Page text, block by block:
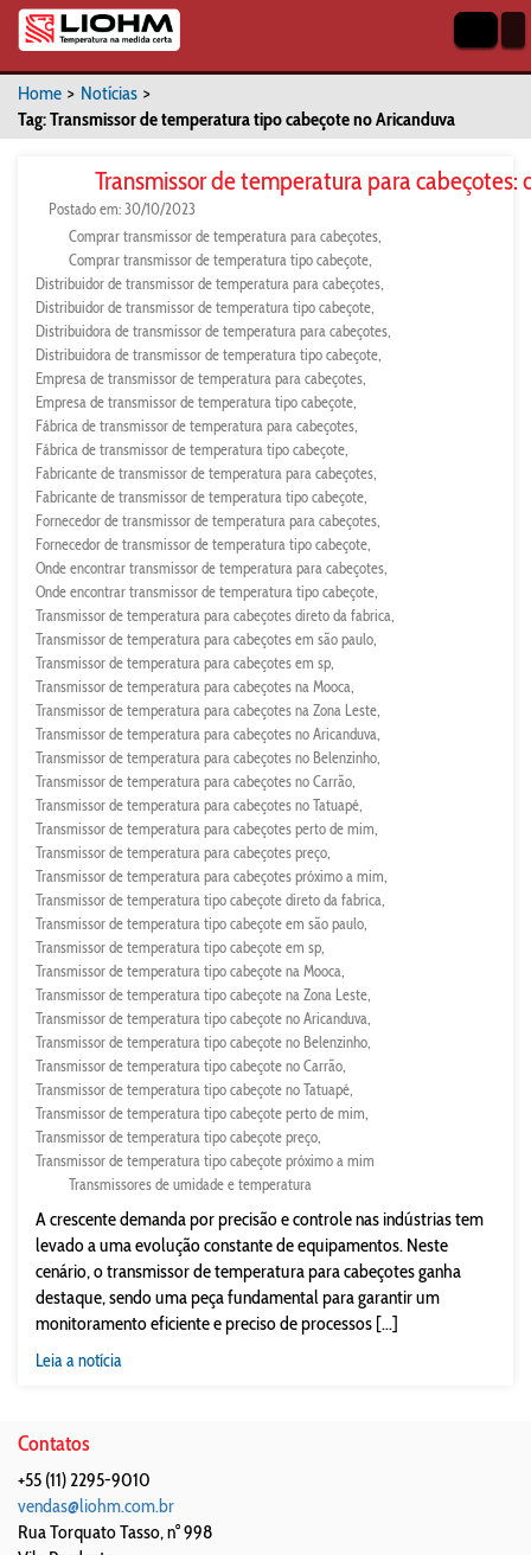
Home > Notícias >
Tag: Transmissor de temperatura tipo cabeçote no Aricanduva
Transmissor de temperatura para cabeçotes:
Postado em: 30/10/2023
Comprar transmissor de temperatura para cabeçotes
Comprar transmissor de temperatura tipo cabeçote
Distribuidor de transmissor de temperatura para cabeçotes
Distribuidor de transmissor de temperatura tipo cabeçote
Distribuidora de transmissor de temperatura para cabeçotes
Distribuidora de transmissor de temperatura tipo cabeçote
Empresa de transmissor de temperatura para cabeçotes
Empresa de transmissor de temperatura tipo cabeçote
Fábrica de transmissor de temperatura para cabeçotes
Fábrica de transmissor de temperatura tipo cabeçote
Fabricante de transmissor de temperatura para cabeçotes
Fabricante de transmissor de temperatura tipo cabeçote
Fornecedor de transmissor de temperatura para cabeçotes
Fornecedor de transmissor de temperatura tipo cabeçote
Onde encontrar transmissor de temperatura para cabeçotes
Onde encontrar transmissor de temperatura tipo cabeçote
Transmissor de temperatura para cabeçotes direto da fabrica
Transmissor de temperatura para cabeçotes em são paulo
Transmissor de temperatura para cabeçotes em sp
Transmissor de temperatura para cabeçotes na Mooca
Transmissor de temperatura para cabeçotes na Zona Leste
Transmissor de temperatura para cabeçotes no Aricanduva
Transmissor de temperatura para cabeçotes no Belenzinho
Transmissor de temperatura para cabeçotes no Carrão
Transmissor de temperatura para cabeçotes no Tatuapé
Transmissor de temperatura para cabeçotes perto de mim
Transmissor de temperatura para cabeçotes preço
Transmissor de temperatura para cabeçotes próximo a mim
Transmissor de temperatura tipo cabeçote direto da fabrica
Transmissor de temperatura tipo cabeçote em são paulo
Transmissor de temperatura tipo cabeçote em sp
Transmissor de temperatura tipo cabeçote na Mooca
Transmissor de temperatura tipo cabeçote na Zona Leste
Transmissor de temperatura tipo cabeçote no Aricanduva
Transmissor de temperatura tipo cabeçote no Belenzinho
Transmissor de temperatura tipo cabeçote no Carrão
Transmissor de temperatura tipo cabeçote no Tatuapé
Transmissor de temperatura tipo cabeçote perto de mim
Transmissor de temperatura tipo cabeçote preço
Transmissor de temperatura tipo cabeçote próximo a mim
Transmissores de umidade e temperatura
A crescente demanda por precisão e controle nas indústrias tem
levado a uma evolução constante de equipamentos. Neste
cenário, o transmissor de temperatura para cabeçotes ganha
destaque, sendo uma peça fundamental para garantir um
monitoramento eficiente e preciso de processos [...]
Leia a notícia
Contatos
+55 (11) 2295-9010
vendas@liohm.com.br
Rua Torquato Tasso, n° 998